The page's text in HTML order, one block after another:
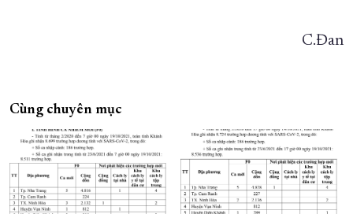
C.Đan
Cùng chuyên mục